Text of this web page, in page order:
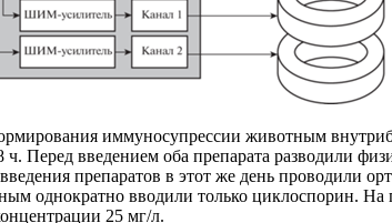
иммуносупрессии животным
ч. Перед введением оба препарата разводили
введения препаратов в этот же день
однократно вводили только циклоспорин.
25 мг/л.